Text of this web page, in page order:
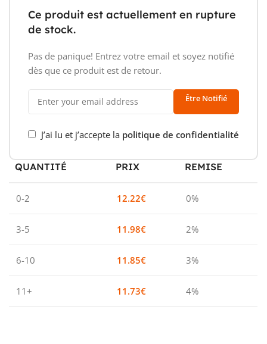
Ce produit est actuellement en rupture
de stock.
Pas de panique! Entrez votre email et soyez notifié
dès que ce produit est de retour.
Être Notifié
J’ai lu et j’accepte la politique de confidentialité
QUANTITÉ PRIX REMISE
0-2 12.22€ 0%
3-5 11.98€ 2%
6-10 11.85€ 3%
11+ 11.73€ 4%